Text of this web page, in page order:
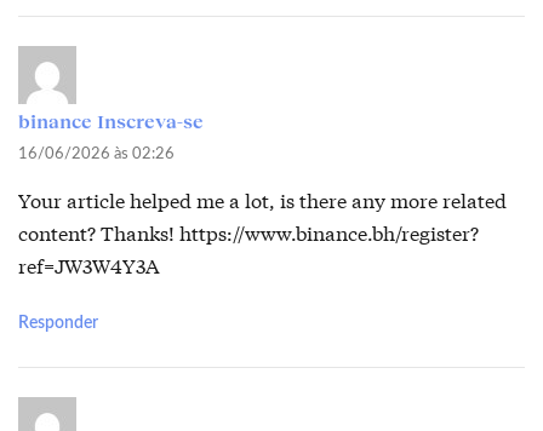
binance Inscreva-se
16/06/2026 às 02:26
Your article helped me a lot, is there any more related
content? Thanks! https://www.binance.bh/register?
ref=JW3W4Y3A
Responder